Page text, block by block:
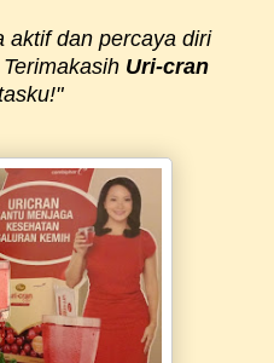
aktif dan percaya diri
Uri-cran